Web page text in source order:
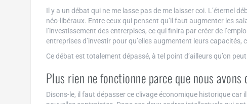
Il y a un débat qui ne me lasse pas de me laisser coi. L’éternel
néo-libéraux. Entre ceux qui pensent qu’il faut augmenter les
l’investissement des entrerpises, ce qui finira par créer de
entreprises d’investir pour qu’elles augmentent leurs capacités,
Ce débat est totalement dépassé, à tel point d’ailleurs qu’on
Plus rien ne fonctionne parce que nous
Disons-le, il faut dépasser ce clivage économique historique